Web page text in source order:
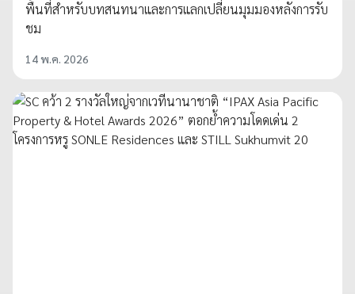
พื้นที่สำหรับบทสนทนาและการแลกเปลี่ยนมุมมองหลังการรับ
ชม
14 พ.ค. 2026